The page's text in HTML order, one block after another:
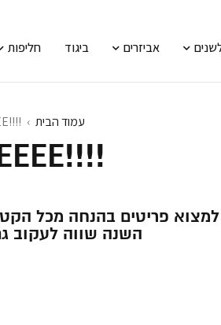
אביזרים ביגוד חליפות
עמוד הבית ›
!!!!SALEEEE
!!!!SALEEEE
פריטים בהנחה מכל
השנה שווה לעקוב